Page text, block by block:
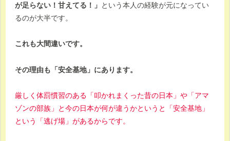
が足らない！甘えてる！」 という本人の経験が元になってい
るのが大半です。
これも大間違いです。
その理由も「安全基地」にあります。
厳しく体罰慣習のある「叩かれまくった昔の日本」や「アマ
ゾンの部族」と今の日本が何が違うかというと「安全基地」
という「逃げ場」があるからです。